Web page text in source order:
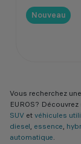
Nouveau
Vous recherchez
EUROS?
SUV etvéhicules
diesel, essence,
automatique.